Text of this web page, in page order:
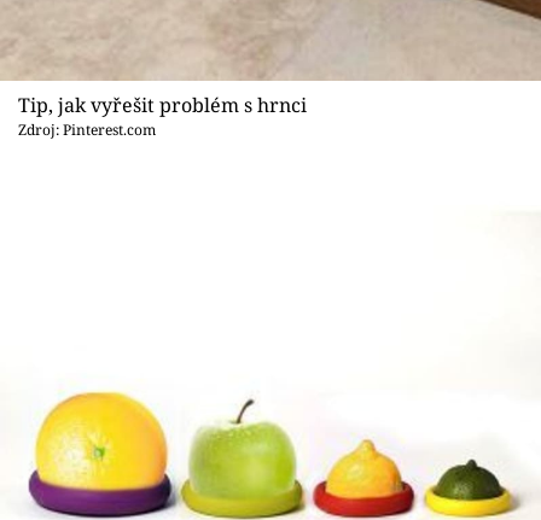
Tip, jak vyřešit problém s hrnci
Zdroj: Pinterest.com